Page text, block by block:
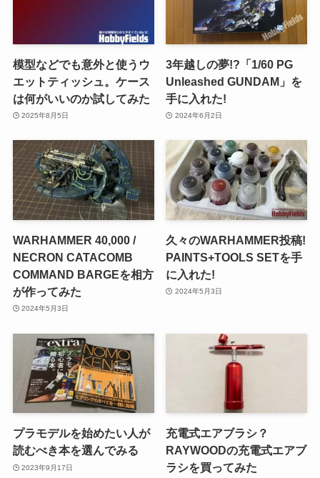
模型などでも意外と使うウ
エットティッシュ。ケース
は何がいいのか試してみた
2025年8月5日
3年越しの夢!?「1/60 PG
Unleashed GUNDAM」を
手に入れた!
2024年6月2日
WARHAMMER 40,000 /
NECRON CATACOMB
COMMAND BARGEを相方
が作ってみた
2024年5月3日
久々のWARHAMMER投稿!
PAINTS+TOOLS SETを手
に入れた!
2024年5月3日
プラモデルを始めたい人が
読むべき本を選んでみる
2023年9月17日
充電式エアブラシ？
RAYWOODの充電式エアブ
ラシを買ってみた